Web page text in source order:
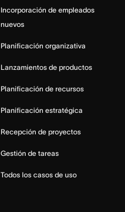
Incorporación de empleados
nuevos
Planificación organizativa
Lanzamientos de productos
Planificación de recursos
Planificación estratégica
Recepción de proyectos
Gestión de tareas
Todos los casos de uso